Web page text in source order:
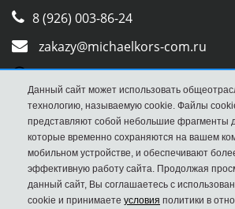
8 (926) 003-86-24
zakazy@michaelkors-com.ru
Whatsapp
Viber
Данный сайт может использовать
технологию, называемую cookie. Файлы
представляют собой небольшие фрагменты
которые временно сохраняются на вашем
мобильном устройстве, и обеспечивают
эффективную работу сайта. Продолжая
данный сайт, Вы соглашаетесь с
cookie и принимаете условия политики в